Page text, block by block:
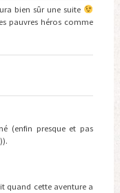
bien sûr une suite
pauvres héros comme
(enfin presque et pas
quand cette aventure a